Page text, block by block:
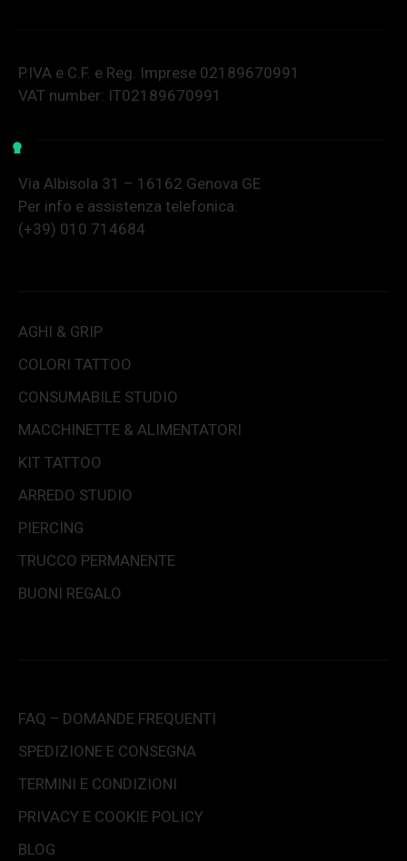
P.IVA e C.F. e Reg. Imprese 02189670991
VAT number: IT02189670991
Via Albisola 31 – 16162 Genova GE
Per info e assistenza telefonica:
(+39) 010 714684
AGHI & GRIP
COLORI TATTOO
CONSUMABILE STUDIO
MACCHINETTE & ALIMENTATORI
KIT TATTOO
ARREDO STUDIO
PIERCING
TRUCCO PERMANENTE
BUONI REGALO
FAQ – DOMANDE FREQUENTI
SPEDIZIONE E CONSEGNA
TERMINI E CONDIZIONI
PRIVACY E COOKIE POLICY
BLOG